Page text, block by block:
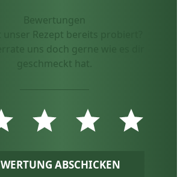
Bewertungen
unser Rezept bereits probiert?
uns doch gerne wie es dir
geschmeckt hat.
ABSCHICKEN